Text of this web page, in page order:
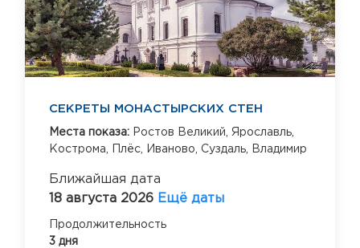
СЕКРЕТЫ МОНАСТЫРСКИХ СТЕН
Места показа: Ростов Великий, Ярославль,
Кострома,
Плёс, Иваново, Суздаль, Владимир
Ближайшая дата
18 августа 2026 Ещё даты
Продолжительность
3 дня